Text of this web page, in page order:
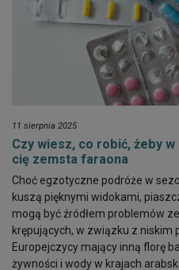
11 sierpnia 2025
Czy wiesz, co robić, żeby
cię zemsta faraona
Choć egzotyczne podróże w
kuszą pięknymi widokami,
mogą być źródłem problemów
krępujących, w związku z niskim
Europejczycy mający inną florę
żywności i wody w krajach